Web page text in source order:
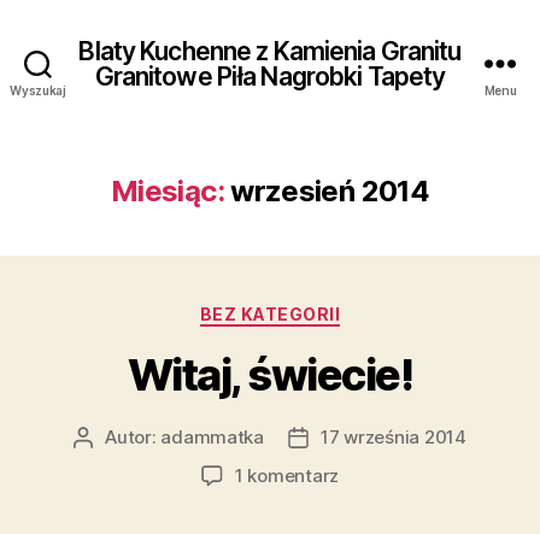
Wyszukaj
Blaty Kuchenne z Kamienia Granitu
Granitowe Piła Nagrobki Tapety
Menu
Miesiąc:wrzesień 2014
Kategorie
BEZ KATEGORII
Witaj, świecie!
AutorAutor: adammatka
Data17 września 2014
1 komentarz